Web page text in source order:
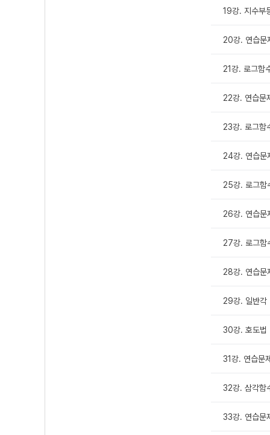
19강. 지수부
20강. 연습문
21강. 로그함
22강. 연습문
23강. 로그함
24강. 연습문
25강. 로그함
26강. 연습문
27강. 로그함
28강. 연습문
29강. 일반각
30강. 호도법
31강. 연습문
32강. 삼각함
33강. 연습문